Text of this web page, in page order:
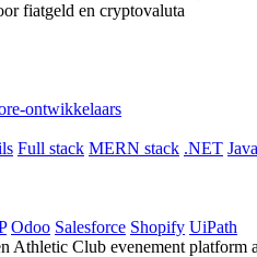
fiatgeld en cryptovaluta
ontwikkelaars
Full stack MERN stack .NET Java
Odoo Salesforce Shopify UiPath
Athletic Club evenement platform